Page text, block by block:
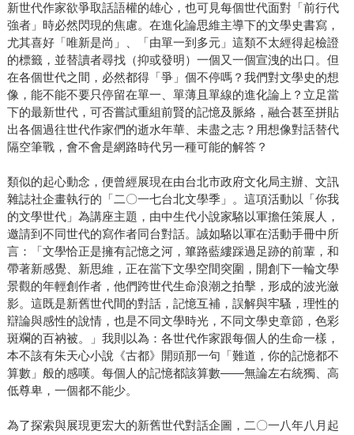
新世代作家欲爭取話語權的雄心，也可見每個世代面對「前行代
強者」時必然閃現的焦慮。在進化論思維主導下的文學史書寫，
尤其喜好「唯新是尚」、「由單一到多元」這類不太經得起檢證
的標籤，並替讀者尋找（抑或發明）一個又一個宣洩的出口。但
在各個世代之間，必然都得「爭」個不停嗎？我們對文學史的想
像，能不能不要只停留在單一、單薄且單線的進化論上？立足當
下的最新世代，可否嘗試重組前賢的記憶及脈絡，融合甚至拼貼
出各個過往世代作家們的逝水年華、未盡之志？用想像對話替代
隔空筆戰，會不會是網路時代另一種可能的解答？
類似的起心動念，便曾經展現在由台北市政府文化局主辦、文訊
雜誌社企畫執行的「二〇一七台北文學季」。這項活動以「你我
的文學世代」為講座主題，由中生代小說家駱以軍擔任策展人，
邀請到不同世代的寫作者同台對話。誠如駱以軍在活動手冊中所
言：「文學恰正是擁有記憶之河，篳路藍縷踩過足跡的前輩，和
帶著新感覺、新思維，正在當下文學空間突圍，開創下一輪文學
景觀的年輕創作者，他們跨世代生命浪潮之拍擊，形成的波光瀲
影。這既是新舊世代間的對話，記憶互補，誤解與牢騷，理性的
辯論與感性的說情，也是不同文學時光，不同文學史章節，色彩
斑斕的百衲被。」我則以為：各世代作家跟每個人的生命一樣，
本不該有朱天心小說《古都》開頭那一句「難道，你的記憶都不
算數」般的感嘆。每個人的記憶都該算數——無論左右統獨、高
低尊卑，一個都不能少。
為了探索與展現更宏大的新舊世代對話企圖，二〇一八年八月起